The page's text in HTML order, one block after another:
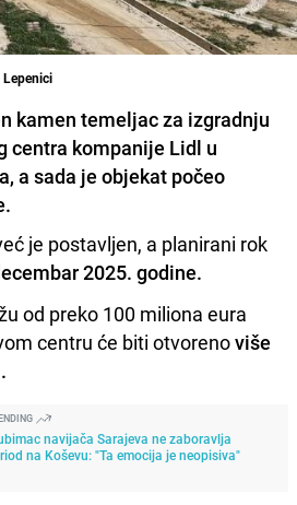
kamen temeljac za izgradnju
centra kompanije Lidl u
a sada je objekat počeo
je postavljen, a planirani rok
2025. godine.
od preko 100 miliona eura
centru će biti otvorenoviše
navijača Sarajeva ne zaboravlja
na Koševu: "Ta emocija je neopisiva"